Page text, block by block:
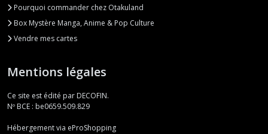
Pourquoi commander chez Otakuland
Box Mystère Manga, Anime & Pop Culture
Vendre mes cartes
Mentions légales
Ce site est édité par DECOFIN.
Nº BCE : be0659.509.829
Hébergement via eProShopping